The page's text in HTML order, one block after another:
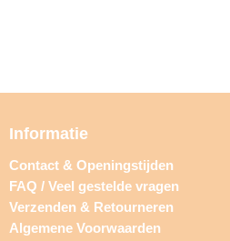
Informatie
Contact & Openingstijden
FAQ / Veel gestelde vragen
Verzenden & Retourneren
Algemene Voorwaarden